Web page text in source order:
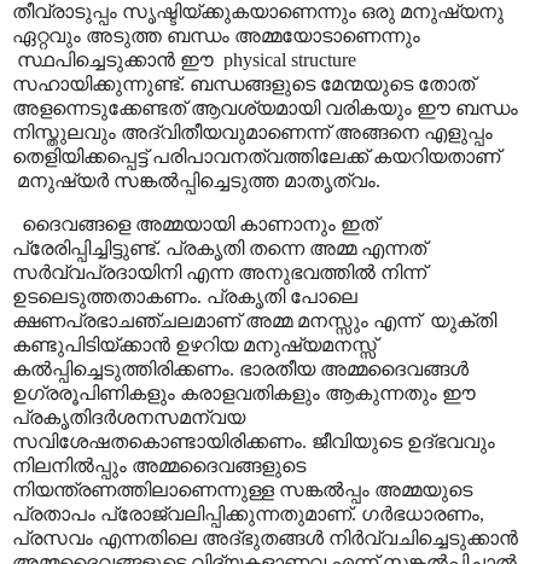
തീവ്രാടുപ്പം സൃഷ്ടിയ്ക്കുകയാണെന്നും ഒരു മനുഷ്യനു
ഏറ്റവും അടുത്ത ബന്ധം അമ്മയോടാണെന്നും
സ്ഥപിച്ചെടുക്കാൻ ഈ physical structure
സഹായിക്കുന്നുണ്ട്. ബന്ധങ്ങളുടെ മേന്മയുടെ തോത്
അളന്നെടുക്കേണ്ടത് ആവശ്യമായി വരികയും ഈ ബന്ധം
നിസ്തുലവും അദ്വിതീയവുമാണെന്ന് അങ്ങനെ എളുപ്പം
തെളിയിക്കപ്പെട്ട് പരിപാവനത്വത്തിലേക്ക് കയറിയതാണ്
മനുഷ്യർ സങ്കൽപ്പിച്ചെടുത്ത മാതൃത്വം.
ദൈവങ്ങളെ അമ്മയായി കാണാനും ഇത്
പ്രേരിപ്പിച്ചിട്ടുണ്ട്. പ്രകൃതി തന്നെ അമ്മ എന്നത്
സർവ്വപ്രദായിനി എന്ന അനുഭവത്തിൽ നിന്ന്
ഉടലെടുത്തതാകണം. പ്രകൃതി പോലെ
ക്ഷണപ്രഭാചഞ്ചലമാണ് അമ്മ മനസ്സും എന്ന് യുക്തി
കണ്ടുപിടിയ്ക്കാൻ ഉഴറിയ മനുഷ്യമനസ്സ്
കൽപ്പിച്ചെടുത്തിരിക്കണം. ഭാരതീയ അമ്മദൈവങ്ങൾ
ഉഗ്രരൂപിണികളും കരാളവതികളും ആകുന്നതും ഈ
പ്രകൃതിദർശനസമന്വയ
സവിശേഷതകൊണ്ടായിരിക്കണം. ജീവിയുടെ ഉദ്ഭവവും
നിലനിൽപ്പും അമ്മദൈവങ്ങളുടെ
നിയന്ത്രണത്തിലാണെന്നുള്ള സങ്കൽപ്പം അമ്മയുടെ
പ്രതാപം പ്രോജ്വലിപ്പിക്കുന്നതുമാണ്. ഗർഭധാരണം,
പ്രസവം എന്നതിലെ അദ്ഭുതങ്ങൾ നിർവ്വചിച്ചെടുക്കാൻ